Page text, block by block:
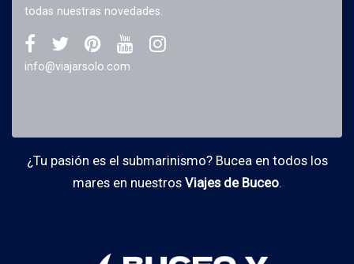
todas nuestras novedades.
info@viajarsolo.com
¿Tu pasión es el submarinismo? Bucea en todos los
mares en nuestros Viajes de Buceo.